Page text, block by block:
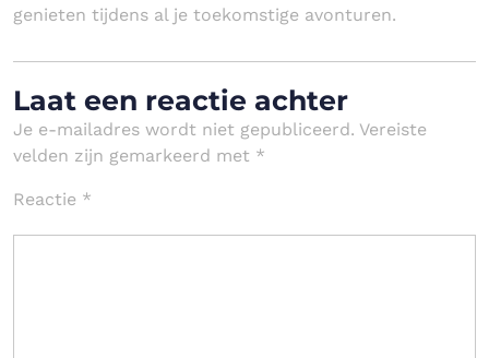
genieten tijdens al je toekomstige avonturen.
Laat een reactie achter
Je e-mailadres wordt niet gepubliceerd. Vereiste
velden zijn gemarkeerd met *
Reactie *